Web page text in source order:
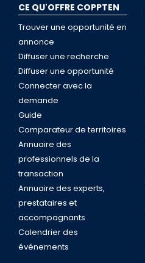
CE QU'OFFRE COPPTEN
Trouver une opportunité en
annonce
Diffuser une recherche
Diffuser une opportunité
Connecter avec la
demande
Guide
Comparateur de territoires
Annuaire des
professionnels de la
transaction
Annuaire des experts,
prestataires et
accompagnants
Calendrier des
événements